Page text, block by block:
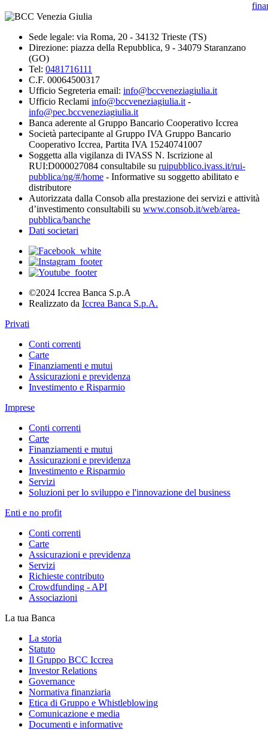
Sede legale: via Roma, 20 - 34132 Trieste (TS)
Direzione: piazza della Repubblica, 9 - 34079 Staranzano
(GO)
Tel: 0481716111
C.F. 00064500317
Ufficio Segreteria email: info@bccveneziagiulia.it
Ufficio Reclami info@bccveneziagiulia.it -
info@pec.bccveneziagiulia.it
Banca aderente al Gruppo Bancario Cooperativo Iccrea
Società partecipante al Gruppo IVA Gruppo Bancario
Cooperativo Iccrea, Partita IVA 15240741007
Soggetta alla vigilanza di IVASS N. Iscrizione al
RUI:D000027084 consultabile su ruipubblico.ivass.it/rui-
pubblica/ng/#/home - Informative su soggetto abilitato e
distributore
Autorizzata dalla Consob alla prestazione dei servizi e attività
d’investimento consultabili su www.consob.it/web/area-
pubblica/banche
Dati societari
©2024 Iccrea Banca S.p.A
Realizzato da Iccrea Banca S.p.A.
Privati
Conti correnti
Carte
Finanziamenti e mutui
Assicurazioni e previdenza
Investimento e Risparmio
Imprese
Conti correnti
Carte
Finanziamenti e mutui
Assicurazioni e previdenza
Investimento e Risparmio
Servizi
Soluzioni per lo sviluppo e l'innovazione del business
Enti e no profit
Conti correnti
Carte
Assicurazioni e previdenza
Servizi
Richieste contributo
Crowdfunding - API
Associazioni
La tua Banca
La storia
Statuto
Il Gruppo BCC Iccrea
Investor Relations
Governance
Normativa finanziaria
Etica di Gruppo e Whistleblowing
Comunicazione e media
Documenti e informative